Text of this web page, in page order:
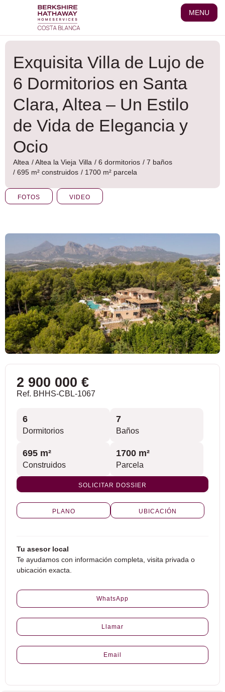
MENU
Exquisita Villa de Lujo de
6 Dormitorios en Santa
Clara, Altea – Un Estilo
de Vida de Elegancia y
Ocio
Altea /Altea la Vieja Villa / 6 dormitorios / 7 baños
/ 695 m² construidos / 1700 m² parcela
FOTOS VIDEO
2 900 000 €
Ref. BHHS-CBL-1067
6
Dormitorios
7
Baños
695 m²
Construidos
1700 m²
Parcela
SOLICITAR DOSSIER
PLANO UBICACIÓN
Tu asesor local
Te ayudamos con información completa, visita privada o
ubicación exacta.
WhatsApp
Llamar
Email